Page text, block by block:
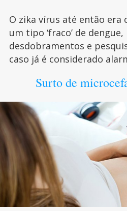
O zika vírus até então era
um tipo ‘fraco’ de dengue,
desdobramentos e
caso já é considerado
Surto de